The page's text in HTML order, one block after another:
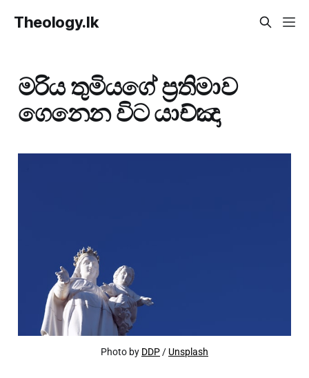
Theology.lk
මරිය තුමියගේ ප්‍රතිමාව
ගෙනෙන විට යාච්ඤා
Photo by DDP / Unsplash